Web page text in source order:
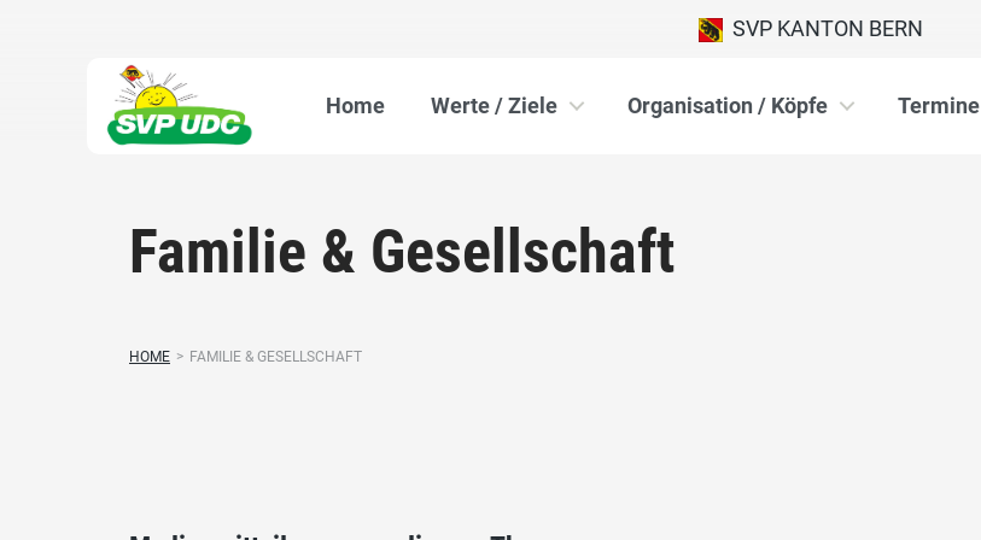
SVP KANTON BERN
Home Werte / Ziele Organisation / Köpfe Termine
Familie & Gesellschaft
HOME > FAMILIE & GESELLSCHAFT